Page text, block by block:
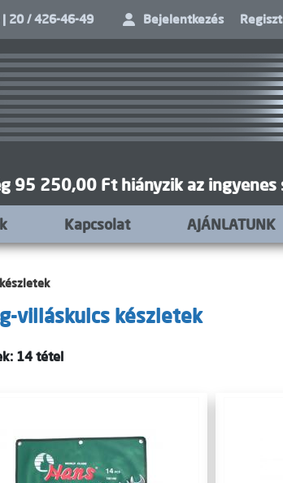
20 / 426-46-49 Bejelentkezés
95 250,00 Ft hiányzik az ingyenes
Kapcsolat AJÁNLATUNK
villáskulcs készletek
14 tétel